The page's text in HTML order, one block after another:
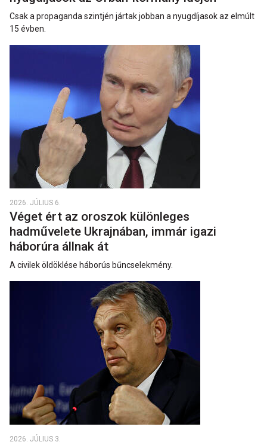
Csak a propaganda szintjén jártak jobban a nyugdíjasok az elmúlt
15 évben.
2026. JÚLIUS 6.
Véget ért az oroszok különleges
hadművelete Ukrajnában, immár igazi
háborúra állnak át
A civilek öldöklése háborús bűncselekmény.
2026. JÚLIUS 3.